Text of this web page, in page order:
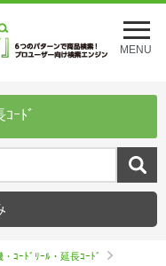
メ
ニ
ュ
を
MENU
ｰﾄﾞ
ｺｰﾄﾞﾘｰﾙ・延長ｺｰﾄﾞ